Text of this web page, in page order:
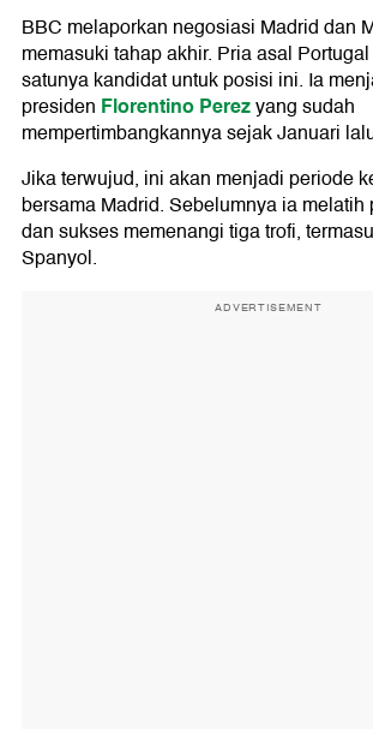
BBC melaporkan negosiasi Madrid dan
memasuki tahap akhir. Pria asal
satunya kandidat untuk posisi ini. Ia
presiden Florentino Perezyang sudah
mempertimbangkannya sejak Januari
Jika terwujud, ini akan menjadi periode
bersama Madrid. Sebelumnya ia
dan sukses memenangi tiga trofi,
Spanyol.
ADVERTISEMENT